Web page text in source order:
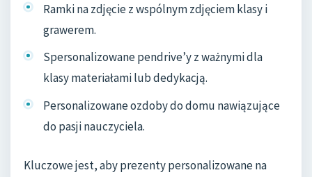
Ramki na zdjęcie z wspólnym zdjęciem klasy i
grawerem.
Spersonalizowane pendrive’y z ważnymi dla
klasy materiałami lub dedykacją.
Personalizowane ozdoby do domu nawiązujące
do pasji nauczyciela.
Kluczowe jest, aby prezenty personalizowane na